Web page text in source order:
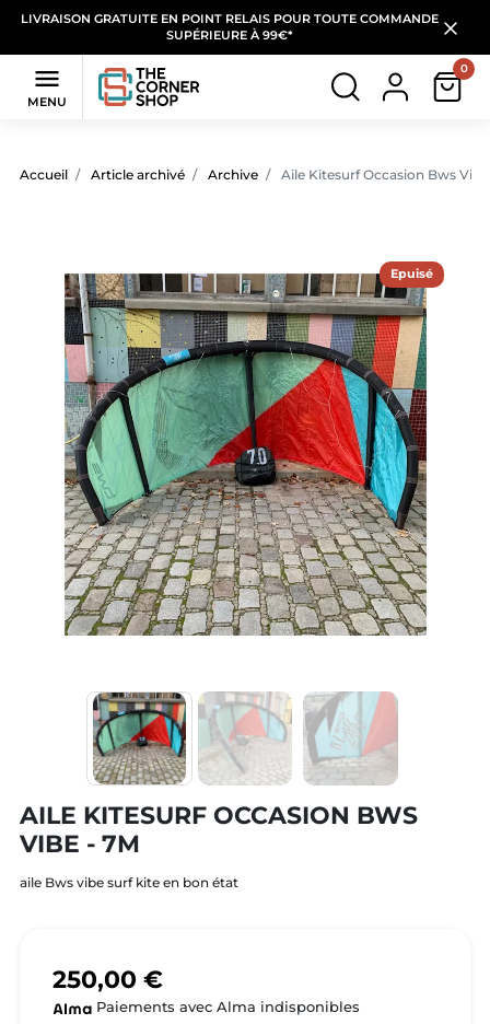
LIVRAISON GRATUITE EN POINT RELAIS POUR TOUTE COMMANDE
SUPÉRIEURE À 99€*

MENU
0
Accueil Article archivé Archive Aile Kitesurf Occasion Bws
Epuisé
AILE KITESURF OCCASION BWS
VIBE - 7M
aile Bws vibe surf kite en bon état
250,00 €
Paiements avec Alma indisponibles